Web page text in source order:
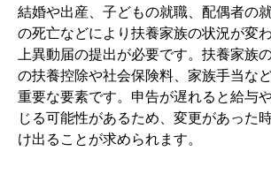
結婚や出産、子どもの就職、配偶者の
の死亡などにより扶養家族の状況が変
上異動届の提出が必要です。扶養家族
の扶養控除や社会保険料、家族手当な
重要な要素です。申告が遅れると給与
じる可能性があるため、変更があった
け出ることが求められます。